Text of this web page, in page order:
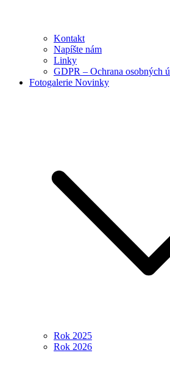
Kontakt
Napíšte nám
Linky
GDPR – Ochrana osobných
Fotogalerie Novinky
Rok 2025
Rok 2026